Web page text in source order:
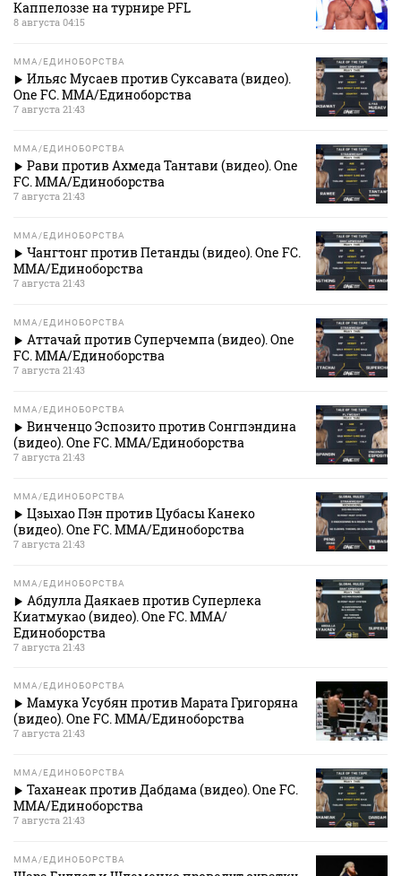
Каппелоззе на турнире PFL
8 августа 04:15
MMA/ЕДИНОБОРСТВА
Ильяс Мусаев против Суксавата (видео).
One FC. MMA/Единоборства
7 августа 21:43
MMA/ЕДИНОБОРСТВА
Рави против Ахмеда Тантави (видео). One
FC. MMA/Единоборства
7 августа 21:43
MMA/ЕДИНОБОРСТВА
Чангтонг против Петанды (видео). One FC.
MMA/Единоборства
7 августа 21:43
MMA/ЕДИНОБОРСТВА
Аттачай против Суперчемпа (видео). One
FC. MMA/Единоборства
7 августа 21:43
MMA/ЕДИНОБОРСТВА
Винченцо Эспозито против Сонгпэндина
(видео). One FC. MMA/Единоборства
7 августа 21:43
MMA/ЕДИНОБОРСТВА
Цзыхао Пэн против Цубасы Канеко
(видео). One FC. MMA/Единоборства
7 августа 21:43
MMA/ЕДИНОБОРСТВА
Абдулла Даякаев против Суперлека
Киатмукао (видео). One FC. MMA/
Единоборства
7 августа 21:43
MMA/ЕДИНОБОРСТВА
Мамука Усубян против Марата Григоряна
(видео). One FC. MMA/Единоборства
7 августа 21:43
MMA/ЕДИНОБОРСТВА
Таханеак против Дабдама (видео). One FC.
MMA/Единоборства
7 августа 21:43
MMA/ЕДИНОБОРСТВА